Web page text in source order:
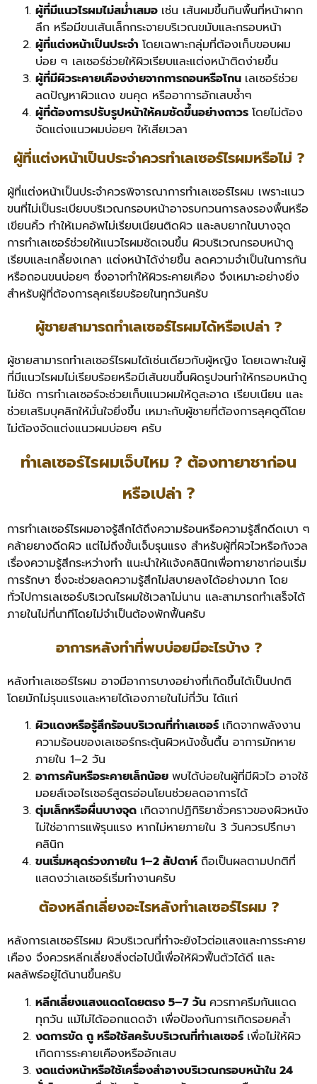
ผู้ที่มีแนวไรผมไม่สม่ำเสมอ เช่น เส้นผมขึ้นกินพื้นที่หน้าผาก
ลึก หรือมีขนเส้นเล็กกระจายบริเวณขมับและกรอบหน้า
ผู้ที่แต่งหน้าเป็นประจำ โดยเฉพาะกลุ่มที่ต้องเก็บขอบผม
บ่อย ๆ เลเซอร์ช่วยให้ผิวเรียบและแต่งหน้าติดง่ายขึ้น
ผู้ที่มีผิวระคายเคืองง่ายจากการถอนหรือโกน เลเซอร์ช่วย
ลดปัญหาผิวแดง ขนคุด หรืออาการอักเสบซ้ำๆ
ผู้ที่ต้องการปรับรูปหน้าให้คมชัดขึ้นอย่างถาวร โดยไม่ต้อง
จัดแต่งแนวผมบ่อยๆ ให้เสียเวลา
ผู้ที่แต่งหน้าเป็นประจำควรทำเลเซอร์ไรผมหรือไม่ ?
ผู้ที่แต่งหน้าเป็นประจำควรพิจารณาการทำเลเซอร์ไรผม เพราะแนว
ขนที่ไม่เป็นระเบียบบริเวณกรอบหน้าอาจรบกวนการลงรองพื้นหรือ
เขียนคิ้ว ทำให้เมคอัพไม่เรียบเนียนติดผิว และลบยากในบางจุด
การทำเลเซอร์ช่วยให้แนวไรผมชัดเจนขึ้น ผิวบริเวณกรอบหน้าดู
เรียบและเกลี้ยงเกลา แต่งหน้าได้ง่ายขึ้น ลดความจำเป็นในการกัน
หรือถอนขนบ่อยๆ ซึ่งอาจทำให้ผิวระคายเคือง จึงเหมาะอย่างยิ่ง
สำหรับผู้ที่ต้องการลุคเรียบร้อยในทุกวันครับ
ผู้ชายสามารถทำเลเซอร์ไรผมได้หรือเปล่า ?
ผู้ชายสามารถทำเลเซอร์ไรผมได้เช่นเดียวกับผู้หญิง โดยเฉพาะในผู้
ที่มีแนวไรผมไม่เรียบร้อยหรือมีเส้นขนขึ้นผิดรูปจนทำให้กรอบหน้าดู
ไม่ชัด การทำเลเซอร์จะช่วยเก็บแนวผมให้ดูสะอาด เรียบเนียน และ
ช่วยเสริมบุคลิกให้มั่นใจยิ่งขึ้น เหมาะกับผู้ชายที่ต้องการลุคดูดีโดย
ไม่ต้องจัดแต่งแนวผมบ่อยๆ ครับ
ทำเลเซอร์ไรผมเจ็บไหม ? ต้องทายาชาก่อน
หรือเปล่า ?
การทำเลเซอร์ไรผมอาจรู้สึกได้ถึงความร้อนหรือความรู้สึกดีดเบา ๆ
คล้ายยางดีดผิว แต่ไม่ถึงขั้นเจ็บรุนแรง สำหรับผู้ที่ผิวไวหรือกังวล
เรื่องความรู้สึกระหว่างทำ แนะนำให้แจ้งคลินิกเพื่อทายาชาก่อนเริ่ม
การรักษา ซึ่งจะช่วยลดความรู้สึกไม่สบายลงได้อย่างมาก โดย
ทั่วไปการเลเซอร์บริเวณไรผมใช้เวลาไม่นาน และสามารถทำเสร็จได้
ภายในไม่กี่นาทีโดยไม่จำเป็นต้องพักฟื้นครับ
อาการหลังทำที่พบบ่อยมีอะไรบ้าง ?
หลังทำเลเซอร์ไรผม อาจมีอาการบางอย่างที่เกิดขึ้นได้เป็นปกติ
โดยมักไม่รุนแรงและหายได้เองภายในไม่กี่วัน ได้แก่
ผิวแดงหรือรู้สึกร้อนบริเวณที่ทำเลเซอร์ เกิดจากพลังงาน
ความร้อนของเลเซอร์กระตุ้นผิวหนังชั้นตื้น อาการมักหาย
ภายใน 1–2 วัน
อาการคันหรือระคายเล็กน้อย พบได้บ่อยในผู้ที่มีผิวไว อาจใช้
มอยส์เจอไรเซอร์สูตรอ่อนโยนช่วยลดอาการได้
ตุ่มเล็กหรือผื่นบางจุด เกิดจากปฏิกิริยาชั่วคราวของผิวหนัง
ไม่ใช่อาการแพ้รุนแรง หากไม่หายภายใน 3 วันควรปรึกษา
คลินิก
ขนเริ่มหลุดร่วงภายใน 1–2 สัปดาห์ ถือเป็นผลตามปกติที่
แสดงว่าเลเซอร์เริ่มทำงานครับ
ต้องหลีกเลี่ยงอะไรหลังทำเลเซอร์ไรผม ?
หลังการเลเซอร์ไรผม ผิวบริเวณที่ทำจะยังไวต่อแสงและการระคาย
เคือง จึงควรหลีกเลี่ยงสิ่งต่อไปนี้เพื่อให้ผิวฟื้นตัวได้ดี และ
ผลลัพธ์อยู่ได้นานขึ้นครับ
หลีกเลี่ยงแสงแดดโดยตรง 5–7 วัน ควรทาครีมกันแดด
ทุกวัน แม้ไม่ได้ออกแดดจ้า เพื่อป้องกันการเกิดรอยคล้ำ
งดการขัด ถู หรือใช้สครับบริเวณที่ทำเลเซอร์ เพื่อไม่ให้ผิว
เกิดการระคายเคืองหรืออักเสบ
งดแต่งหน้าหรือใช้เครื่องสำอางบริเวณกรอบหน้าใน 24